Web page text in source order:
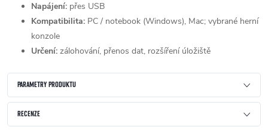
Napájení: přes USB
Kompatibilita: PC / notebook (Windows), Mac; vybrané herní
konzole
Určení: zálohování, přenos dat, rozšíření úložiště
PARAMETRY PRODUKTU
RECENZE